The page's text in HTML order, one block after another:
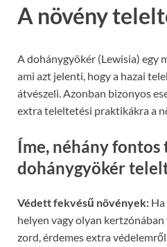
A növény
A dohánygyökér (Lewisia) egy
ami azt jelenti, hogy a hazai
átvészeli. Azonban bizonyos
extra teleltetési praktikákra a
Íme, néhány
dohánygyökér
Védett fekvésű növények:
helyen vagy olyan
zord, érdemes extra